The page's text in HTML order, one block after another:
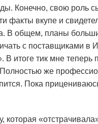
Конечно, свою роль
факты вкупе и
В общем, планы
с поставщиками в
итоге тик мне теперь
же
Пока